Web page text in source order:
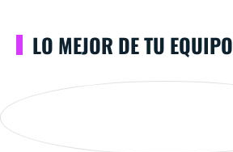
LO MEJOR DE TU EQUIPO